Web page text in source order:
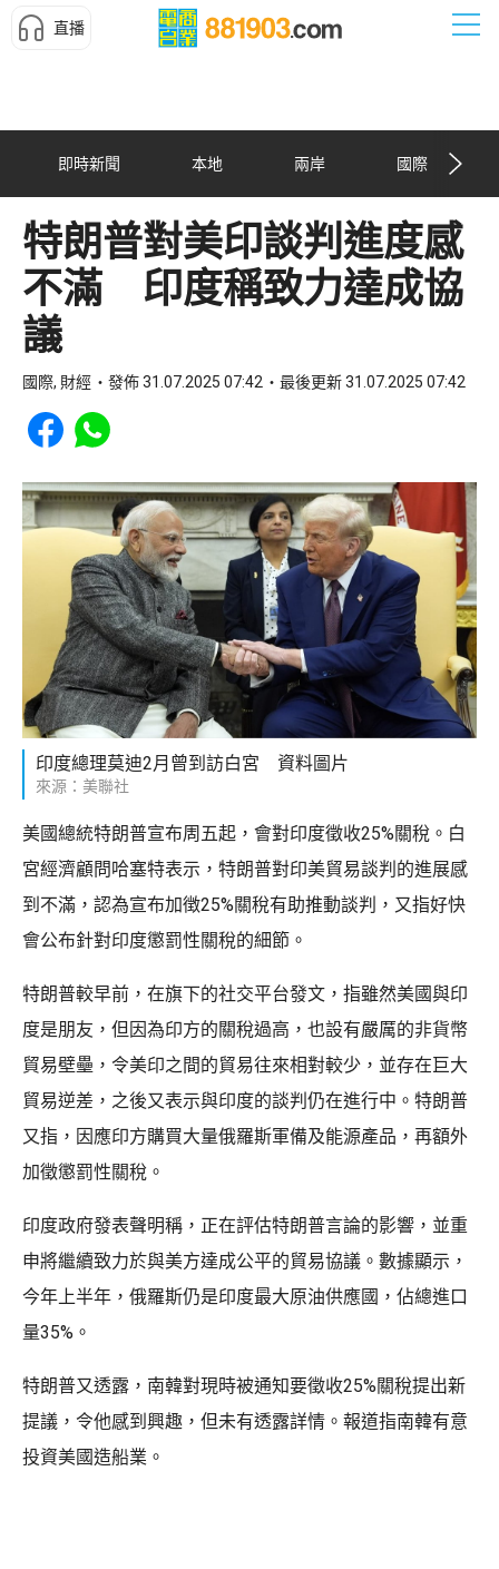
直播
即時新聞 本地 兩岸 國際
特朗普對美印談判進度感
不滿 印度稱致力達成協
議
國際, 財經 發佈 31.07.2025 07:42 最後更新 31.07.2025 07:42
Share to Facebook
Share to WhatsApp
印度總理莫迪2月曾到訪白宮 資料圖片
來源：美聯社
美國總統特朗普宣布周五起，會對印度徵收25%關稅。白
宮經濟顧問哈塞特表示，特朗普對印美貿易談判的進展感
到不滿，認為宣布加徴25%關稅有助推動談判，又指好快
會公布針對印度懲罰性關稅的細節。
特朗普較早前，在旗下的社交平台發文，指雖然美國與印
度是朋友，但因為印方的關稅過高，也設有嚴厲的非貨幣
貿易壁壘，令美印之間的貿易往來相對較少，並存在巨大
貿易逆差，之後又表示與印度的談判仍在進行中。特朗普
又指，因應印方購買大量俄羅斯軍備及能源產品，再額外
加徵懲罰性關稅。
印度政府發表聲明稱，正在評估特朗普言論的影響，並重
申將繼續致力於與美方達成公平的貿易協議。數據顯示，
今年上半年，俄羅斯仍是印度最大原油供應國，佔總進口
量35%。
特朗普又透露，南韓對現時被通知要徵收25%關稅提出新
提議，令他感到興趣，但未有透露詳情。報道指南韓有意
投資美國造船業。